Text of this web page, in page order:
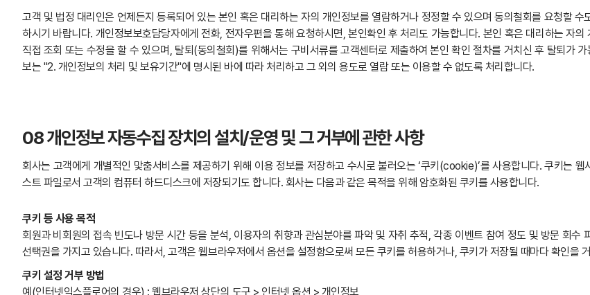
고객 및 법정 대리인은 언제든지 등록되어 있는 본인 혹은 대리하는 자의 개인정보를 열람하거나 정정할 수 있으며 동의철회를 요청할
하시기 바랍니다. 개인정보보호담당자에게 전화, 전자우편을 통해 요청하시면, 본인확인 후 처리도 가능합니다. 본인 혹은 대리하는 자
직접 조회 또는 수정을 할 수 있으며, 탈퇴(동의철회)를 위해서는 구비서류를 고객센터로 제출하여 본인 확인 절차를 거치신 후 탈퇴가
보는 "2. 개인정보의 처리 및 보유기간"에 명시된 바에 따라 처리하고 그 외의 용도로 열람 또는 이용할 수 없도록 처리합니다.
08 개인정보 자동수집 장치의 설치/운영 및 그 거부에 관한 사항
회사는 고객에게 개별적인 맟춤서비스를 제공하기 위해 이용 정보를 저장하고 수시로 불러오는 ‘쿠키(cookie)’를 사용합니다. 쿠키는
스트 파일로서 고객의 컴퓨터 하드디스크에 저장되기도 합니다. 회사는 다음과 같은 목적을 위해 암호화된 쿠키를 사용합니다.
쿠키 등 사용 목적
회원과 비회원의 접속 빈도나 방문 시간 등을 분석, 이용자의 취향과 관심분야를 파악 및 자취 추적, 각종 이벤트 참여 정도 및 방문 회
선택권을 가지고 있습니다. 따라서, 고객은 웹브라우저에서 옵션을 설정함으로써 모든 쿠키를 허용하거나, 쿠키가 저장될 때마다 확인을
쿠키 설정 거부 방법
예(인터넷익스플로어의 경우) : 웹브라우저 상단의 도구 > 인터넷 옵션 > 개인정보